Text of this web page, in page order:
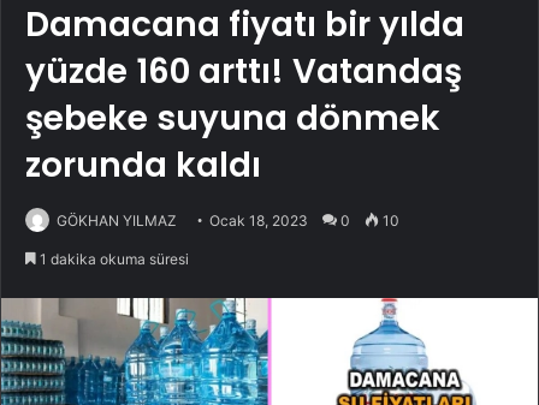
Damacana fiyatı bir yılda
yüzde 160 arttı! Vatandaş
şebeke suyuna dönmek
zorunda kaldı
GÖKHAN YILMAZ Ocak 18, 2023 0 10
1 dakika okuma süresi